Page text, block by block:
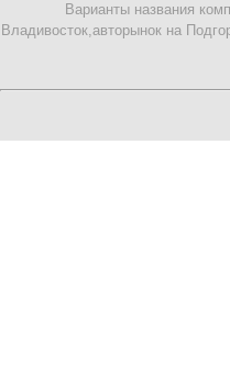
Варианты названия
Владивосток,авторынок на